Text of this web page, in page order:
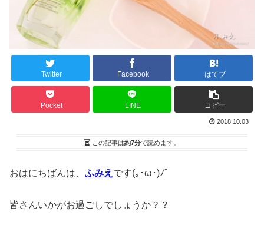
Twitter Facebook はてブ
Pocket LINE コピー
2018.10.03
この記事は約7分で読めます。
おはにちばんは、 ふみえ です(｡･ω･)ﾉﾞ
皆さんいかがお過ごしでしょうか？？